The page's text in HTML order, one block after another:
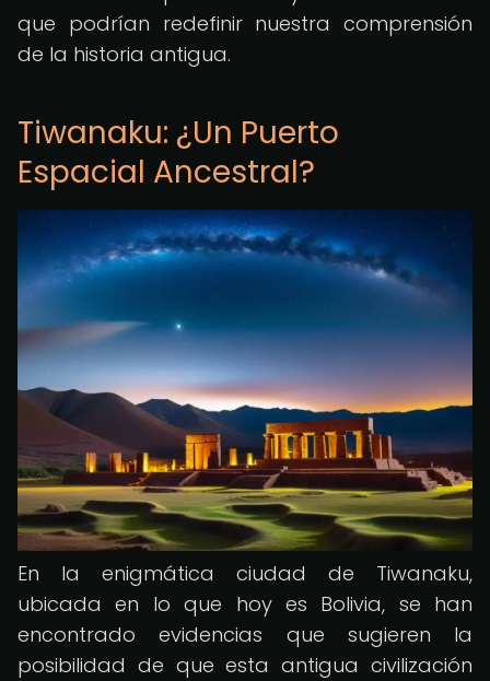
que podrían redefinir nuestra comprensión
de la historia antigua.
Tiwanaku: ¿Un Puerto
Espacial Ancestral?
En la enigmática ciudad de Tiwanaku,
ubicada en lo que hoy es Bolivia, se han
encontrado evidencias que sugieren la
posibilidad de que esta antigua civilización